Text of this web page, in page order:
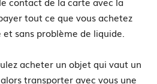
tout ce que vous achetez
sans problème de liquide.
acheter un objet qui vaut un
transporter avec vous une